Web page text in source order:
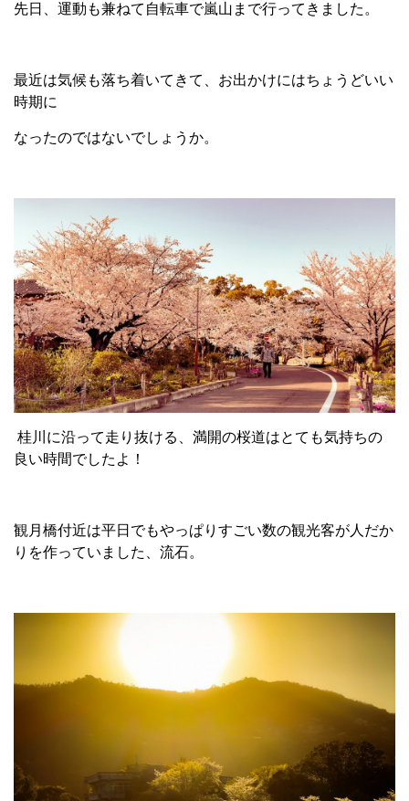
先日、運動も兼ねて自転車で嵐山まで行ってきました。
最近は気候も落ち着いてきて、お出かけにはちょうどいい
時期に
なったのではないでしょうか。
桂川に沿って走り抜ける、満開の桜道はとても気持ちの
良い時間でしたよ！
観月橋付近は平日でもやっぱりすごい数の観光客が人だか
りを作っていました、流石。